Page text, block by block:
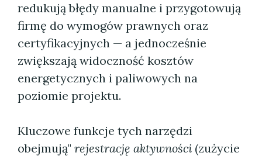
redukują błędy manualne i przygotowują
firmę do wymogów prawnych oraz
certyfikacyjnych — a jednocześnie
zwiększają widoczność kosztów
energetycznych i paliwowych na
poziomie projektu.
Kluczowe funkcje tych narzędzi
obejmują" rejestrację aktywności (zużycie